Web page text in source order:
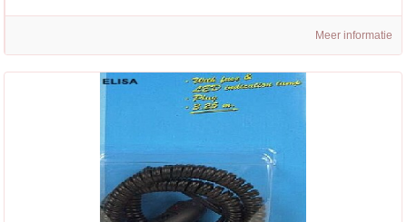
Meer informatie